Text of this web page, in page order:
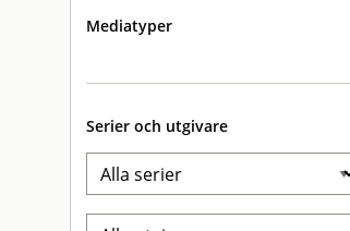
Mediatyper
Serier och utgivare